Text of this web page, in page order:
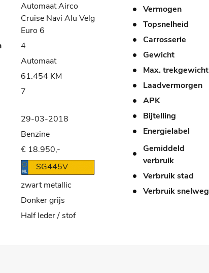
Automaat Airco
Cruise Navi Alu Velg
Euro 6
4
Automaat
61.454 KM
7
29-03-2018
Benzine
€ 18.950,-
SG445V
zwart metallic
Donker grijs
Half leder / stof
Vermogen
Topsnelheid
Carrosserie
Gewicht
Max. trekgewicht
Laadvermorgen
APK
Bijtelling
Energielabel
Gemiddeld
verbruik
Verbruik stad
Verbruik snelweg